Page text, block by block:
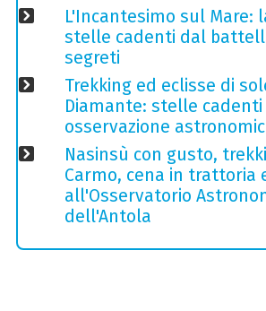
L'Incantesimo sul Mare:
stelle cadenti dal
segreti
Trekking ed eclisse di
Diamante: stelle cadenti
osservazione
Nasinsù con gusto,
Carmo, cena in trattoria
all'Osservatorio
dell'Antola